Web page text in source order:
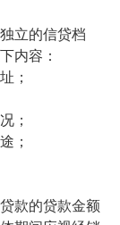
立的信贷档
内容：
；
；
；
款的贷款金额